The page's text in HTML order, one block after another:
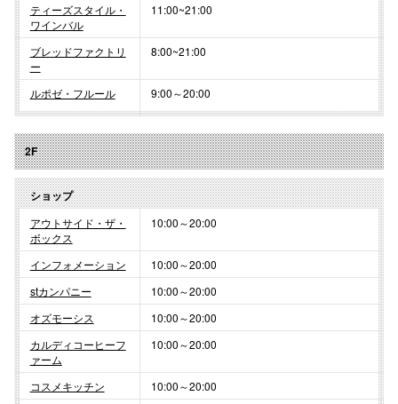
ティーズスタイル・
ワインバル
11:00~21:00
ブレッドファクトリ
ー
8:00~21:00
ルポゼ・フルール 9:00～20:00
2F
ショップ
アウトサイド・ザ・
ボックス
10:00～20:00
インフォメーション
10:00～20:00
stカンパニー
10:00～20:00
オズモーシス
10:00～20:00
カルディコーヒーフ
ァーム
10:00～20:00
コスメキッチン
10:00～20:00